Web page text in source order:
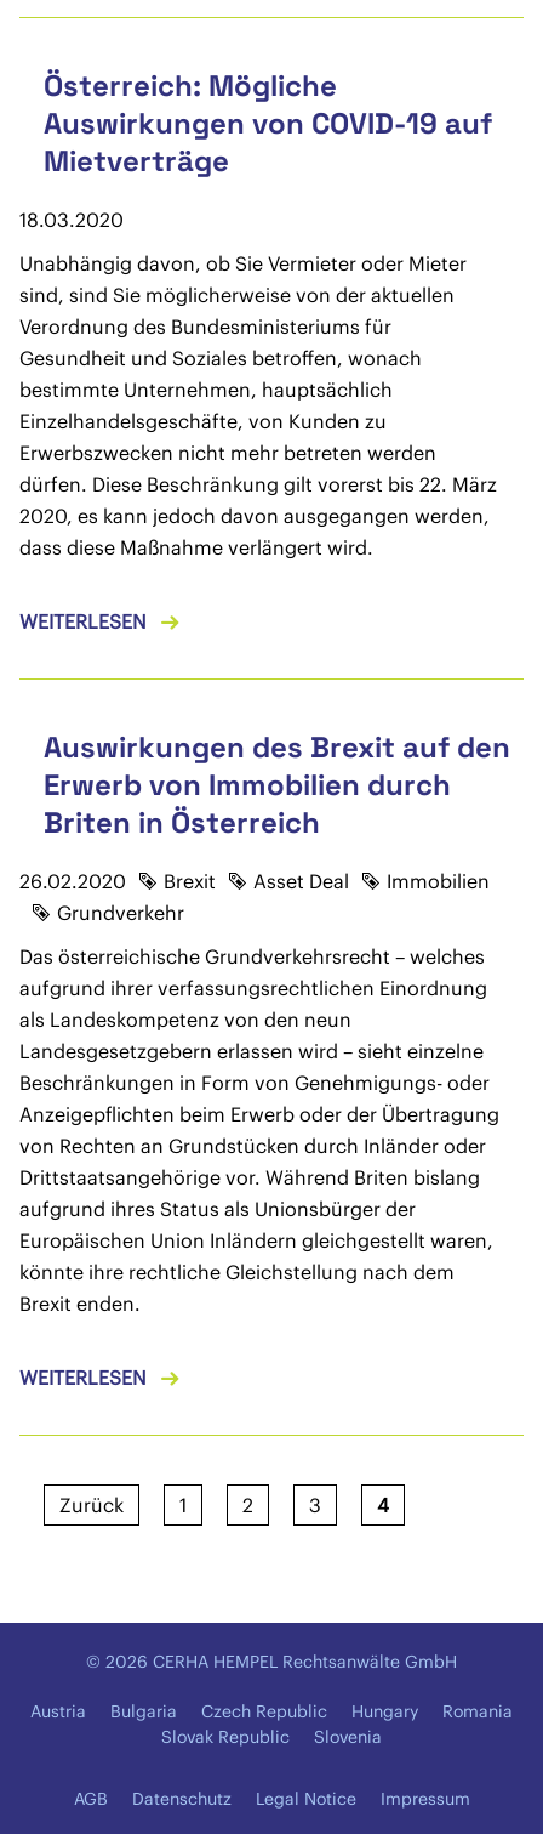
Österreich: Mögliche
Auswirkungen von COVID-19 auf
Mietverträge
18.03.2020
Unabhängig davon, ob Sie Vermieter oder Mieter
sind, sind Sie möglicherweise von der aktuellen
Verordnung des Bundesministeriums für
Gesundheit und Soziales betroffen, wonach
bestimmte Unternehmen, hauptsächlich
Einzelhandelsgeschäfte, von Kunden zu
Erwerbszwecken nicht mehr betreten werden
dürfen. Diese Beschränkung gilt vorerst bis 22. März
2020, es kann jedoch davon ausgegangen werden,
dass diese Maßnahme verlängert wird.
WEITERLESEN
Auswirkungen des Brexit auf den
Erwerb von Immobilien durch
Briten in Österreich
26.02.2020 Brexit Asset Deal
Immobilien
Grundverkehr
Das österreichische Grundverkehrsrecht – welches
aufgrund ihrer verfassungsrechtlichen Einordnung
als Landeskompetenz von den neun
Landesgesetzgebern erlassen wird – sieht einzelne
Beschränkungen in Form von Genehmigungs- oder
Anzeigepflichten beim Erwerb oder der Übertragung
von Rechten an Grundstücken durch Inländer oder
Drittstaatsangehörige vor. Während Briten bislang
aufgrund ihres Status als Unionsbürger der
Europäischen Union Inländern gleichgestellt waren,
könnte ihre rechtliche Gleichstellung nach dem
Brexit enden.
WEITERLESEN
Zurück 1 2 3 4
© 2026 CERHA HEMPEL Rechtsanwälte GmbH
Austria Bulgaria Czech Republic Hungary
Romania
Slovak Republic
Slovenia
AGB Datenschutz Legal Notice Impressum